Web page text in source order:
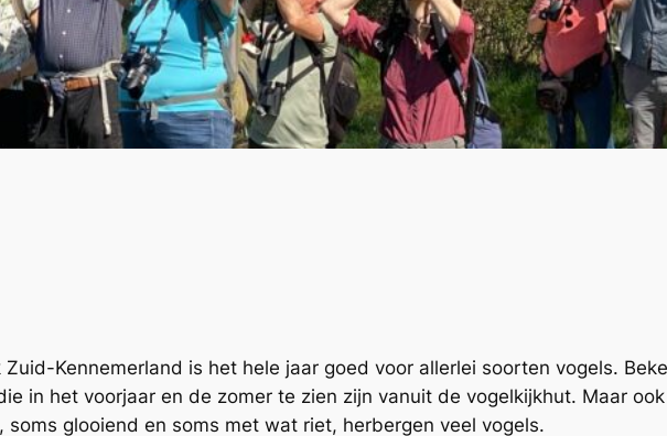
Zuid-Kennemerland is het hele jaar goed voor allerlei soorten vogels.
in het voorjaar en de zomer te zien zijn vanuit de vogelkijkhut. Maar
soms glooiend en soms met wat riet, herbergen veel vogels.